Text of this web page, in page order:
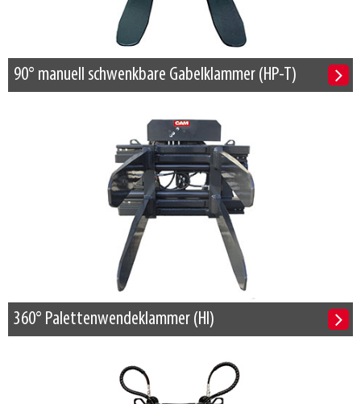
90° manuell schwenkbare Gabelklammer (HP-T)
360° Palettenwendeklammer (HI)